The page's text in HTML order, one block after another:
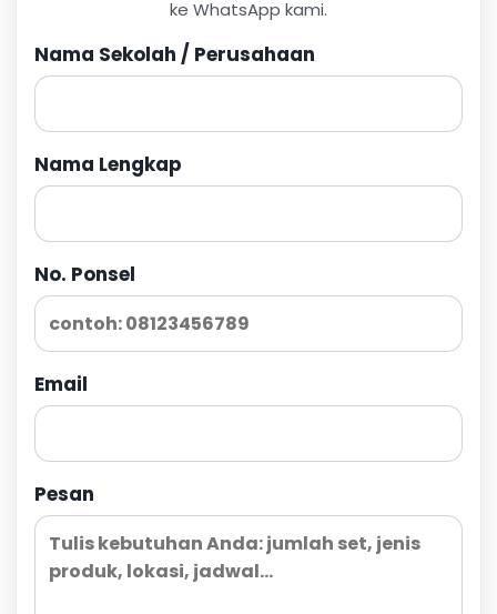
ke WhatsApp kami.
Nama Sekolah / Perusahaan
Nama Lengkap
No. Ponsel
Email
Pesan